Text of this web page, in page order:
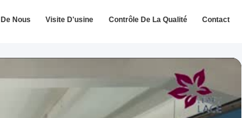
Nous Visite D'usine Contrôle De La Qualité Contact